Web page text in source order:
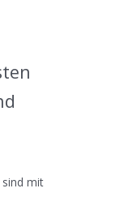
sind mit